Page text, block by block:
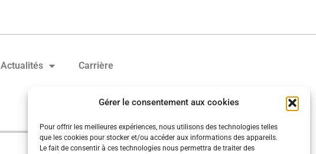
Gérer le consentement aux cookies
Pour offrir les meilleures expériences, nous utilisons des technologies telles
que les cookies pour stocker et/ou accéder aux informations des appareils.
Le fait de consentir à ces technologies nous permettra de traiter des
Actualités Carrière
Rechercher